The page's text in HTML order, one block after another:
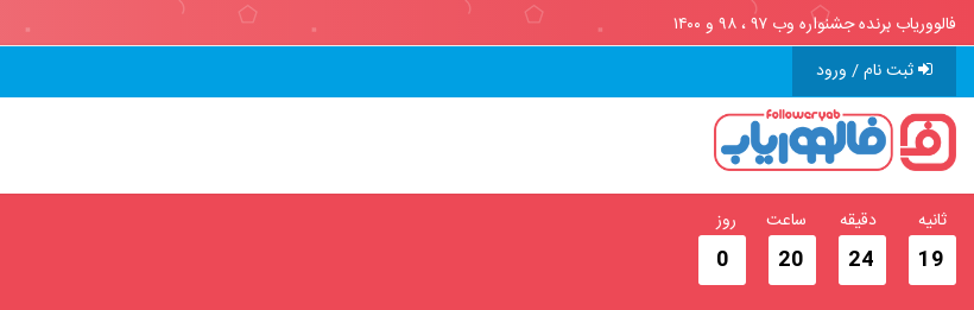
فالووریاب برنده جشنواره وب ۹۷ ، ۹۸ و ۱۴۰۰
ثبت نام / ورود
18
ثانیه
24
دقیقه
20
ساعت
0
روز